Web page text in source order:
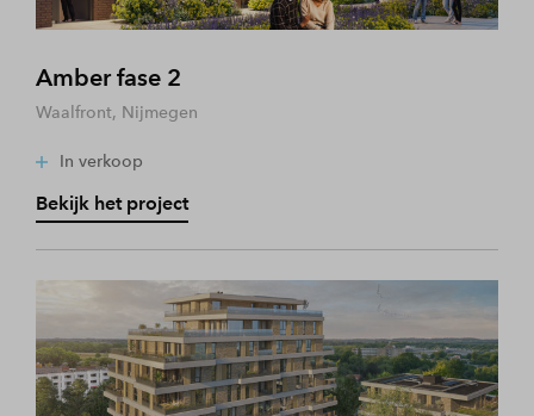
Amber fase 2
Waalfront, Nijmegen
In verkoop
Bekijk het project